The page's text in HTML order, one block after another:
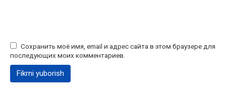
Сохранить моё имя, email и адрес сайта в этом браузере для
последующих моих комментариев.